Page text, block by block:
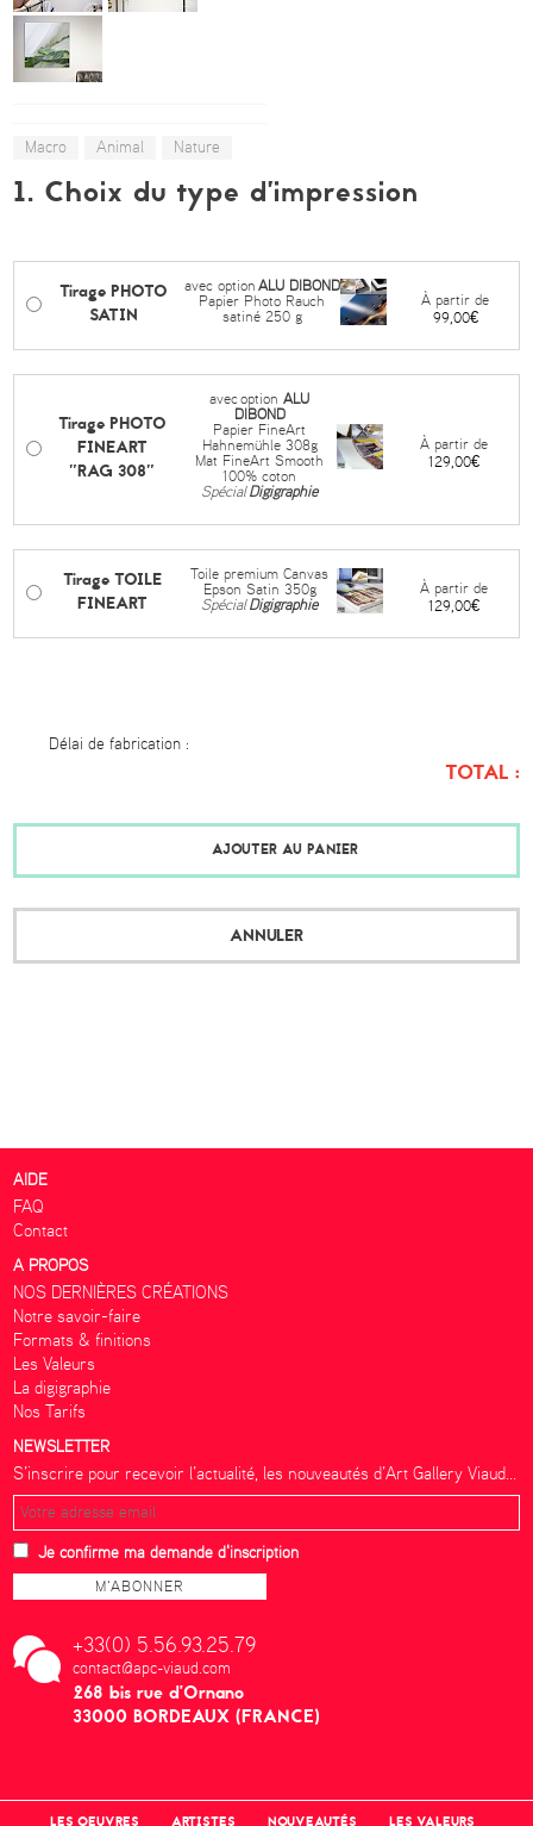
Macro Animal Nature
1. Choix du type d’impression
Tirage PHOTO
SATIN
avec option ALU DIBOND
Papier Photo Rauch
satiné 250 g
À partir de
99,00€
Tirage PHOTO
FINEART
"RAG 308"
avecoptionALU
DIBOND
Papier FineArt
Hahnemühle 308g
Mat FineArt Smooth
100% coton
SpécialDigigraphie
À partir de
129,00€
Tirage TOILE
FINEART
Toile premium Canvas
Epson Satin 350g
SpécialDigigraphie
À partir de
129,00€
Délai de fabrication :
TOTAL :
ANNULER
AJOUTER AU PANIER
AIDE
FAQ
Contact
A PROPOS
NOS DERNIÈRES CRÉATIONS
Notre savoir-faire
Formats & finitions
Les Valeurs
La digigraphie
Nos Tarifs
NEWSLETTER
S’inscrire pour recevoir l’actualité, les nouveautés d’Art Gallery Viaud...
Je confirme ma demande d'inscription
+33(0) 5.56.93.25.79
contact@apc-viaud.com
268 bis rue d’Ornano
33000 BORDEAUX (FRANCE)